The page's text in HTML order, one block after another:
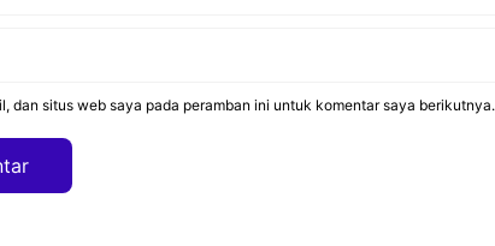
dan situs web saya pada peramban ini untuk komentar saya berikutnya.